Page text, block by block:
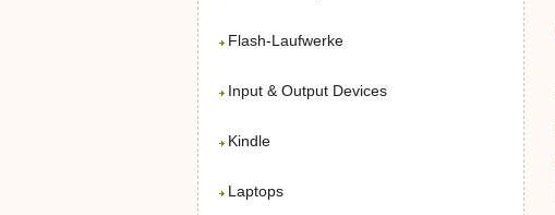
Flash-Laufwerke
Input & Output Devices
Kindle
Laptops